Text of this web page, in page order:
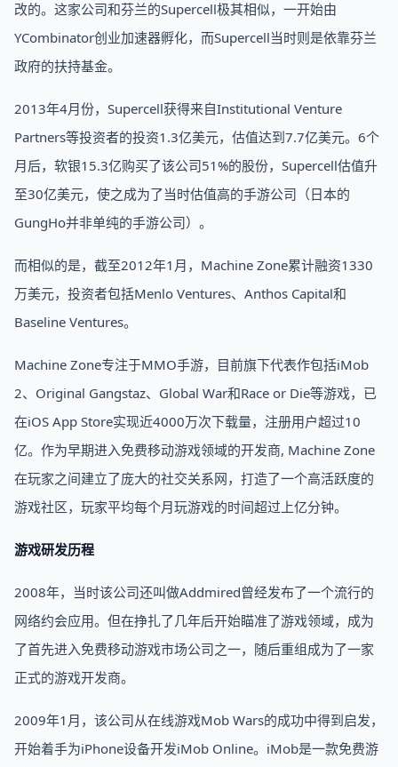
改的。这家公司和芬兰的Supercell极其相似，一开始由
YCombinator创业加速器孵化，而Supercell当时则是依靠芬兰
政府的扶持基金。
2013年4月份，Supercell获得来自Institutional Venture
Partners等投资者的投资1.3亿美元，估值达到7.7亿美元。6个
月后，软银15.3亿购买了该公司51%的股份，Supercell估值升
至30亿美元，使之成为了当时估值高的手游公司（日本的
GungHo并非单纯的手游公司）。
而相似的是，截至2012年1月，Machine Zone累计融资1330
万美元，投资者包括Menlo Ventures、Anthos Capital和
Baseline Ventures。
Machine Zone专注于MMO手游，目前旗下代表作包括iMob
2、Original Gangstaz、Global War和Race or Die等游戏，已
在iOS App Store实现近4000万次下载量，注册用户超过10
亿。作为早期进入免费移动游戏领域的开发商, Machine Zone
在玩家之间建立了庞大的社交关系网，打造了一个高活跃度的
游戏社区，玩家平均每个月玩游戏的时间超过上亿分钟。
游戏研发历程
2008年，当时该公司还叫做Addmired曾经发布了一个流行的
网络约会应用。但在挣扎了几年后开始瞄准了游戏领域，成为
了首先进入免费移动游戏市场公司之一，随后重组成为了一家
正式的游戏开发商。
2009年1月，该公司从在线游戏Mob Wars的成功中得到启发，
开始着手为iPhone设备开发iMob Online。iMob是一款免费游